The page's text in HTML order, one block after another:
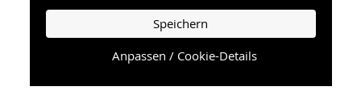
Speichern
Anpassen / Cookie-Details
Die schnellste Hilfe finden Sie auf unserer
Seite, die die häufig gestellten Fragen